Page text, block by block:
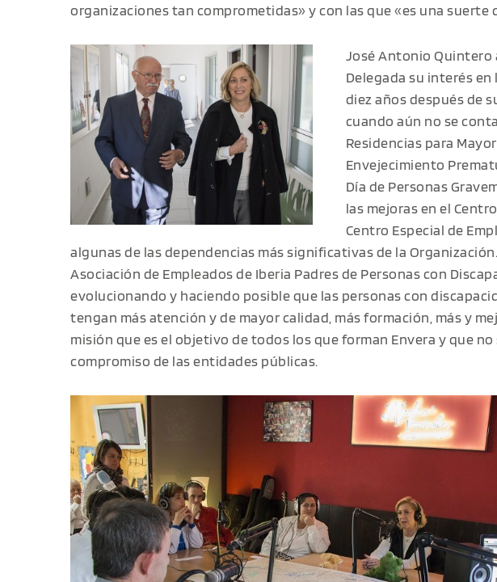
organizaciones tan comprometidas» y con las que «es una suerte
José Antonio Quintero
Delegada su interés en
diez años después de
cuando aún no se
Residencias para
Envejecimiento
Día de Personas
las mejoras en el
Centro Especial de
algunas de las dependencias más significativas de la Organización.
Asociación de Empleados de Iberia Padres de Personas con
evolucionando y haciendo posible que las personas con
tengan más atención y de mayor calidad, más formación, más y
misión que es el objetivo de todos los que forman Envera y que
compromiso de las entidades públicas.